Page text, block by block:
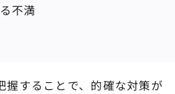
不満
握することで、的確な対策が